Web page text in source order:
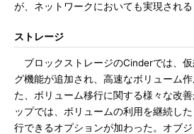
が、ネットワークにおいても実現される
ストレージ
ブロックストレージのCinderでは、
グ機能が追加され、高速なボリューム
た、ボリューム移行に関する様々な改
ップでは、ボリュームの利用を継続し
行できるオプションが加わった。オブ